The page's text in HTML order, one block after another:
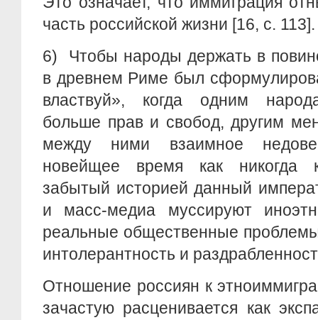
часть российской жизни [16, c. 113].
6)
Чтобы народы держать в
в древнем Риме был
властвуй», когда одним
больше прав и свобод, другим
между ними взаимное
новейщее время как никогда
забытый историей данный
и масс-медиа муссируют
реальные общественные
интолерантность и
Отношение россиян к
зачастую расценивается как